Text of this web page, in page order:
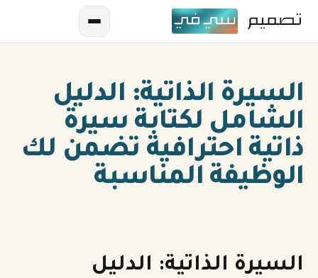
السيرة الذاتية: الدليل
الشامل لكتابة سيرة
ذاتية احترافية تضمن لك
الوظيفة المناسبة
السيرة الذاتية: الدليل